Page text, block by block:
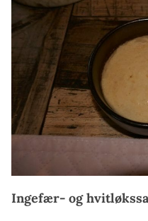
Ingefær- og